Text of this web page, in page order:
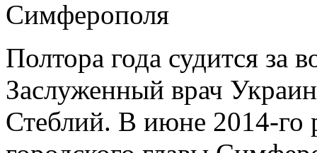
Симферополя
Полтора года судится за
Заслуженный врач
Стеблий. В июне 2014-го